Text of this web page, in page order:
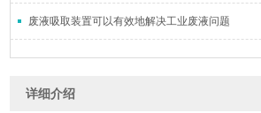
废液吸取装置可以有效地解决工业废液问题
详细介绍